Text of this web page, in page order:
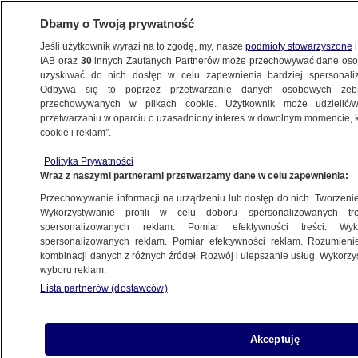
Lipno. Leżącego w polu 77-latka
odnaleźli policjanci (17.02.2023)
Dbamy o Twoją prywatność
Jeśli użytkownik wyrazi na to zgodę, my, nasze podmioty stowarzyszone
IAB oraz 30innych Zaufanych Partnerów może przechowywać dane
uzyskiwać do nich dostęp w celu zapewnienia bardziej
Odbywa się to poprzez przetwarzanie danych osobowych
przechowywanych w plikach cookie. Użytkownik może
przetwarzaniu w oparciu o uzasadniony interes w dowolnym momencie,
cookie i reklam”.
Polityka Prywatności
Wraz z naszymi partnerami przetwarzamy dane w celu zapewnienia:
Przechowywanie informacji na urządzeniu lub dostęp do nich.
Wykorzystywanie profili w celu doboru spersonalizowanych
spersonalizowanych reklam. Pomiar efektywności treści.
spersonalizowanych reklam. Pomiar efektywności reklam.
kombinacji danych z różnych źródeł. Rozwój i ulepszanie usług.
wyboru reklam.
Lista partnerów (dostawców)
Akceptuję